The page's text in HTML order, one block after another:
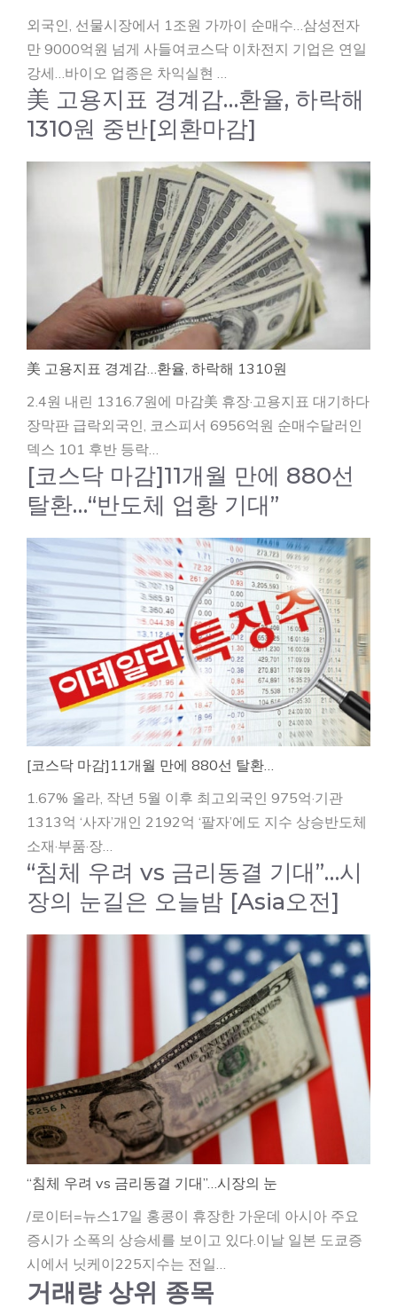
외국인, 선물시장에서 1조원 가까이 순매수…삼성전자
만 9000억원 넘게 사들여코스닥 이차전지 기업은 연일
강세…바이오 업종은 차익실현 …
美 고용지표 경계감…환율, 하락해
1310원 중반[외환마감]
美 고용지표 경계감…환율, 하락해 1310원
2.4원 내린 1316.7원에 마감美 휴장·고용지표 대기하다
장막판 급락외국인, 코스피서 6956억원 순매수달러인
덱스 101 후반 등락…
[코스닥 마감]11개월 만에 880선
탈환…“반도체 업황 기대”
[코스닥 마감]11개월 만에 880선 탈환…
1.67% 올라, 작년 5월 이후 최고외국인 975억·기관
1313억 ‘사자’개인 2192억 ‘팔자’에도 지수 상승반도체
소재·부품·장…
“침체 우려 vs 금리동결 기대”…시
장의 눈길은 오늘밤 [Asia오전]
“침체 우려 vs 금리동결 기대”…시장의 눈
/로이터=뉴스17일 홍콩이 휴장한 가운데 아시아 주요
증시가 소폭의 상승세를 보이고 있다.이날 일본 도쿄증
시에서 닛케이225지수는 전일…
거래량 상위 종목